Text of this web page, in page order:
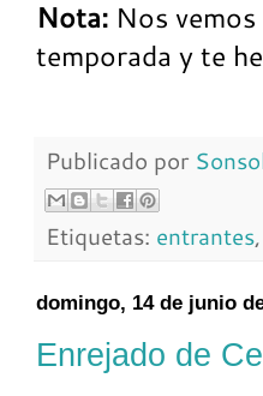
Nota: Nos
temporada y te
Publicado por
Etiquetas: entrantes,
domingo, 14 de junio
Enrejado de